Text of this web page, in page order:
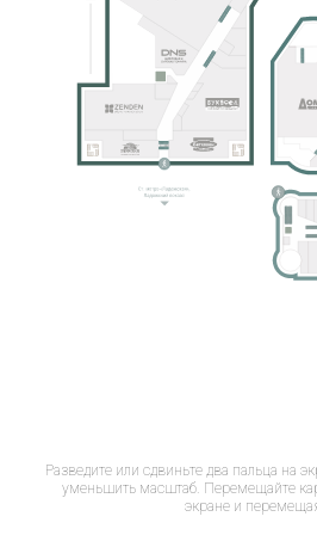
Разведите или сдвиньте два пальца на
уменьшить масштаб. Перемещайте
экране и